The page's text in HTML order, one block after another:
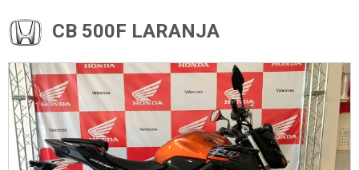
CB 500F LARANJA